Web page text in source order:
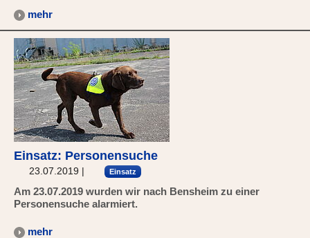
mehr
Einsatz: Personensuche
23.07.2019 | Einsatz
Am 23.07.2019 wurden wir nach Bensheim zu einer
Personensuche alarmiert.
mehr